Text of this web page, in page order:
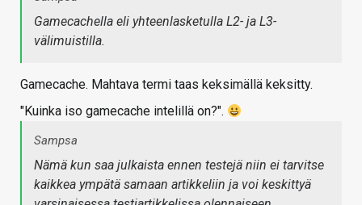
Gamecachella eli yhteenlasketulla L2- ja L3-
välimuistilla.
Gamecache. Mahtava termi taas keksimällä keksitty.
"Kuinka iso gamecache intelillä on?".
Sampsa
Nämä kun saa julkaista ennen testejä niin ei tarvitse
kaikkea ympätä samaan artikkeliin ja voi keskittyä